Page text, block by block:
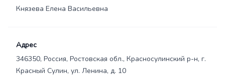
Князева Елена Васильевна
Адрес
346350, Россия, Ростовская обл., Красносулинский р-н, г.
Красный Сулин, ул. Ленина, д. 10